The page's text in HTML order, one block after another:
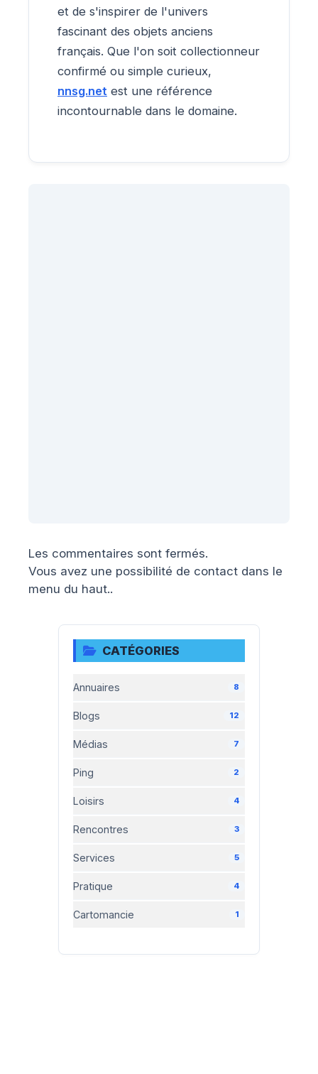
et de s'inspirer de l'univers
fascinant des objets anciens
français. Que l'on soit collectionneur
confirmé ou simple curieux,
nnsg.net est une référence
incontournable dans le domaine.
Les commentaires sont fermés.
Vous avez une possibilité de contact dans le
menu du haut..
CATÉGORIES
Annuaires 8
Blogs 12
Médias 7
Ping 2
Loisirs 4
Rencontres 3
Services 5
Pratique 4
Cartomancie 1